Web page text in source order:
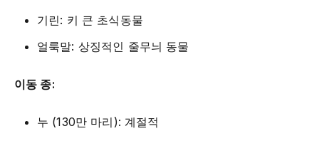
기린: 키 큰 초식동물
얼룩말: 상징적인 줄무늬 동물
이동 종:
누 (130만 마리): 계절적